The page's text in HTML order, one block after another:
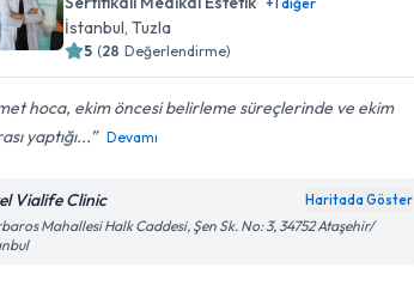
İstanbul, Tuzla
5 (28 Değerlendirme)
hoca, ekim öncesi belirleme süreçlerinde ve ekim
yaptığı...
Devamı
Vialife Clinic Haritada Göster
Mahallesi Halk Caddesi, Şen Sk. No: 3, 34752 Ataşehir/